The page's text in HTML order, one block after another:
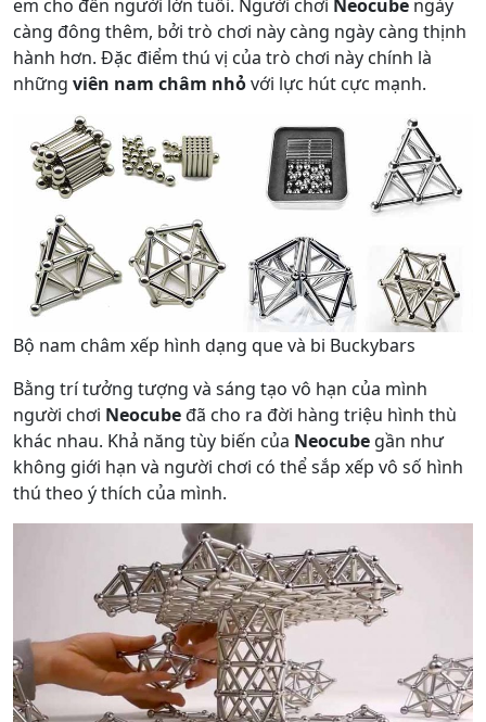
em cho đến người lớn tuổi. Người chơi Neocube ngày
càng đông thêm, bởi trò chơi này càng ngày càng thịnh
hành hơn. Đặc điểm thú vị của trò chơi này chính là
những viên nam châm nhỏvới lực hút cực mạnh.
Bộ nam châm xếp hình dạng que và bi Buckybars
Bằng trí tưởng tượng và sáng tạo vô hạn của mình
người chơi Neocubeđã cho ra đời hàng triệu hình thù
khác nhau. Khả năng tùy biến của Neocube gần như
không giới hạn và người chơi có thể sắp xếp vô số hình
thú theo ý thích của mình.